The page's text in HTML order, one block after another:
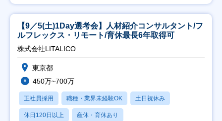
【9／5(土)1Day選考会】人材紹介コンサルタント/フ
ルフレックス・リモート/育休最長6年取得可
株式会社LITALICO
東京都
450万~700万
正社員採用 職種・業界未経験OK 土日祝休み
休日120日以上 産休・育休あり